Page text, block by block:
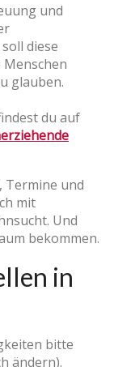
und
diese
glauben.
du auf
Termine und
mit
Und
bekommen.
in
bitte
ändern).